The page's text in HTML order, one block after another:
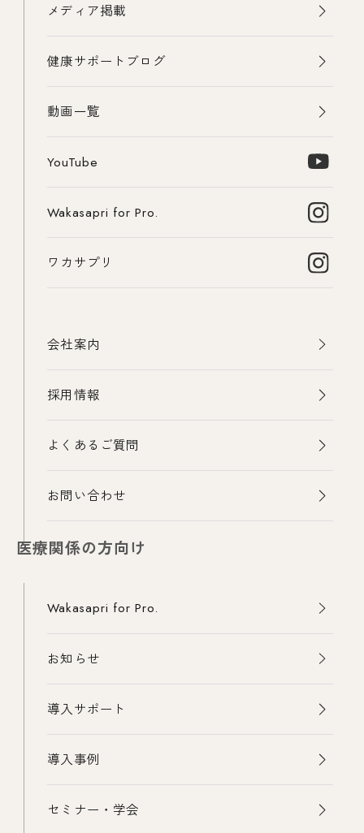
メディア掲載
健康サポートブログ
動画一覧
YouTube
Wakasapri for Pro.
ワカサプリ
会社案内
採用情報
よくあるご質問
お問い合わせ
医療関係の方向け
Wakasapri for Pro.
お知らせ
導入サポート
導入事例
セミナー・学会